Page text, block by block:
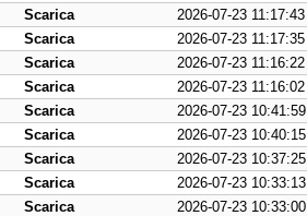
Scarica 2026-07-23 11:17:43
Scarica 2026-07-23 11:17:35
Scarica 2026-07-23 11:16:22
Scarica 2026-07-23 11:16:02
Scarica 2026-07-23 10:41:59
Scarica 2026-07-23 10:40:15
Scarica 2026-07-23 10:37:25
Scarica 2026-07-23 10:33:13
Scarica 2026-07-23 10:33:00